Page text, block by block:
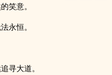
笑意。
永恒。
寻大道。